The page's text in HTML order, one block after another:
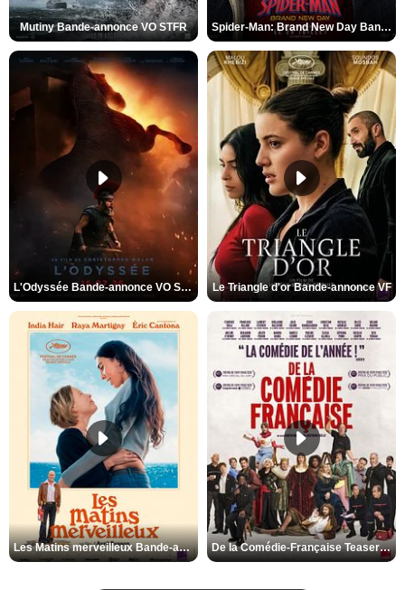
Mutiny Bande-annonce VO STFR Spider-Man: Brand New Day Bande-annonce VO STFR
L'Odyssée Bande-annonce VO STFR Le Triangle d'or Bande-annonce VF
Les Matins merveilleux Bande-annonce VF De la Comédie-Française Teaser VF